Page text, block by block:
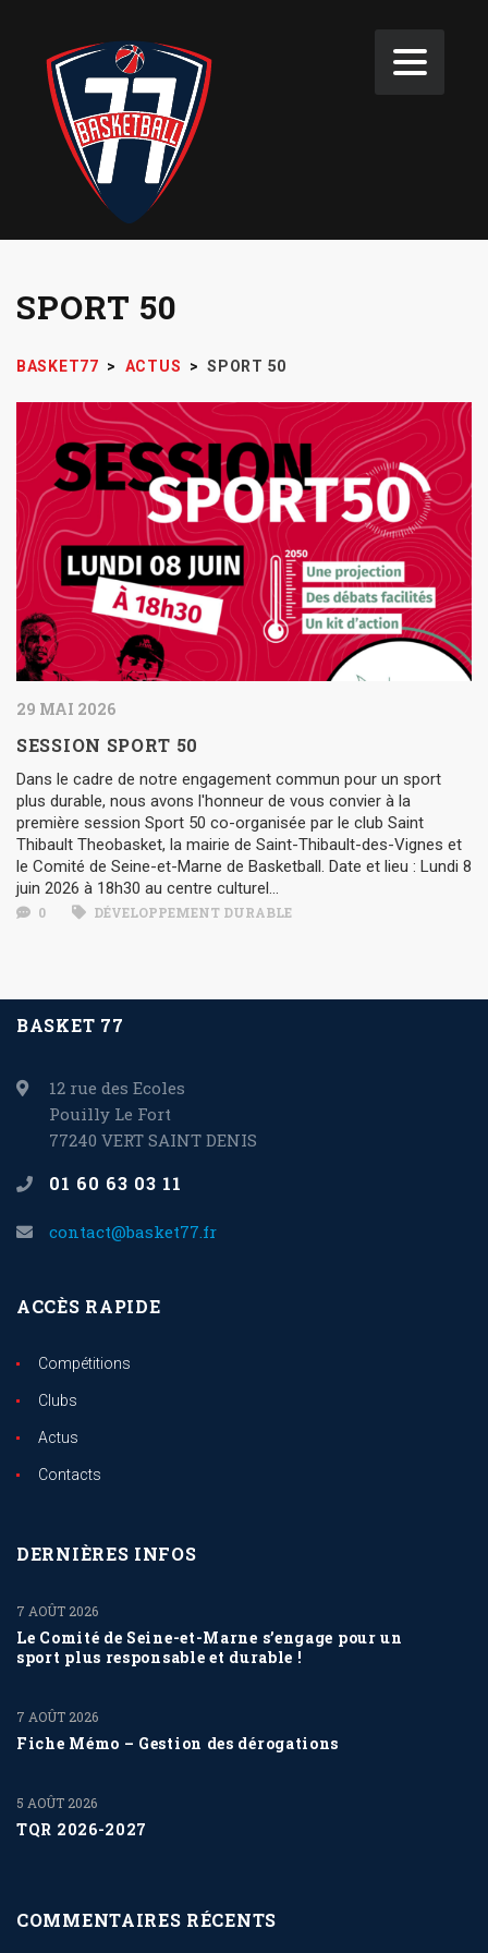
SPORT 50
BASKET77 > ACTUS > SPORT 50
29 MAI 2026
SESSION SPORT 50
Dans le cadre de notre engagement commun pour un sport
plus durable, nous avons l'honneur de vous convier à la
première session Sport 50 co-organisée par le club Saint
Thibault Theobasket, la mairie de Saint-Thibault-des-Vignes et
le Comité de Seine-et-Marne de Basketball. Date et lieu : Lundi 8
juin 2026 à 18h30 au centre culturel...
0 DÉVELOPPEMENT DURABLE
BASKET 77
12 rue des Ecoles
Pouilly Le Fort
77240 VERT SAINT DENIS
01 60 63 03 11
contact@basket77.fr
ACCÈS RAPIDE
Compétitions
Clubs
Actus
Contacts
DERNIÈRES INFOS
Le Comité de Seine-et-Marne s’engage pour un
sport plus responsable et durable !
7 AOÛT 2026
Fiche Mémo – Gestion des dérogations
7 AOÛT 2026
TQR 2026-2027
5 AOÛT 2026
COMMENTAIRES RÉCENTS